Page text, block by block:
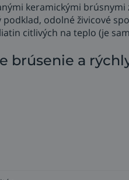
keramickými
odolné živicové
citlivých na teplo (je
brúsenie a